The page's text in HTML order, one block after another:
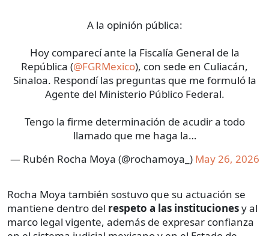
A la opinión pública:
Hoy comparecí ante la Fiscalía General de la
República (@FGRMexico), con sede en Culiacán,
Sinaloa. Respondí las preguntas que me formuló la
Agente del Ministerio Público Federal.
Tengo la firme determinación de acudir a todo
llamado que me haga la…
— Rubén Rocha Moya (@rochamoya_) May 26, 2026
Rocha Moya también sostuvo que su actuación se
mantiene dentro del respeto a las institucionesy al
marco legal vigente, además de expresar confianza